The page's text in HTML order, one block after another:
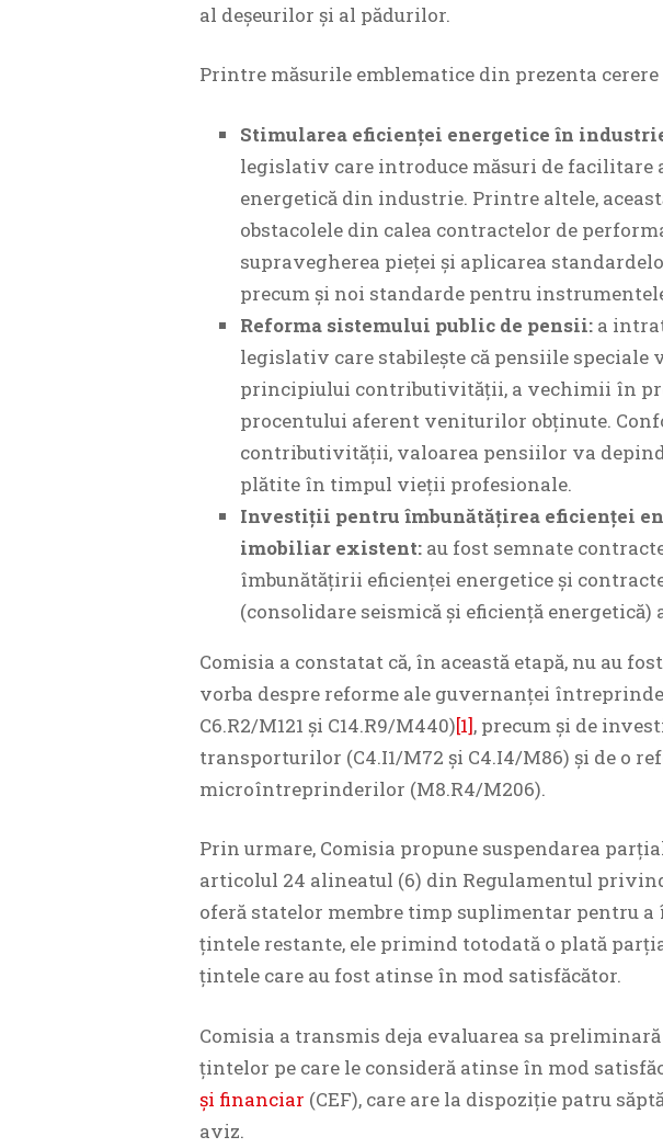
al deșeurilor și al pădurilor.
Printre măsurile emblematice din prezenta cerere
Stimularea eficienței energetice în
legislativ care introduce măsuri de
energetică din industrie. Printre altele,
obstacolele din calea contractelor de
supravegherea pieței și aplicarea
precum și noi standarde pentru
Reforma sistemului public de pensii: a
legislativ care stabilește că pensiile speciale
principiului contributivității, a vechimii în
procentului aferent veniturilor obținute.
contributivității, valoarea pensiilor va
plătite în timpul vieții profesionale.
Investiții pentru îmbunătățirea eficienței
imobiliar existent: au fost semnate
îmbunătățirii eficienței energetice și
(consolidare seismică și eficiență energetică)
Comisia a constatat că, în această etapă, nu au
vorba despre reforme ale guvernanței
C6.R2/M121 și C14.R9/M440)[1], precum și de
transporturilor (C4.I1/M72 și C4.I4/M86) și de o
microîntreprinderilor (M8.R4/M206).
Prin urmare, Comisia propune suspendarea
articolul 24 alineatul (6) din Regulamentul
oferă statelor membre timp suplimentar pentru
țintele restante, ele primind totodată o plată
țintele care au fost atinse în mod satisfăcător.
Comisia a transmis deja evaluarea sa
țintelor pe care le consideră atinse în mod
și financiar (CEF), care are la dispoziție patru
aviz.